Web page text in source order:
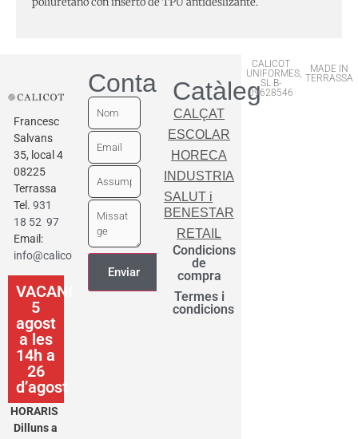
Francesc
Salvans
35, local 4
08225
Terrassa
Tel. 931
18 52 97
Email:
info@calicot.cat
VACANCES
5
agost
a les
14h a
26
d’agost
HORARIS
Dilluns a
ContactarCatàleg
CALÇAT
ESCOLAR
HORECA
INDUSTRIA
SALUT i
BENESTAR
RETAIL
Condicions
de
compra
Termes i
condicions
CALICOT
UNIFORMES,
SL B-
09628546
MADE IN
TERRASSA